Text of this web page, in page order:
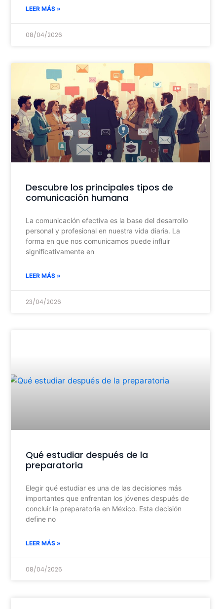
LEER MÁS »
08/04/2026
Descubre los principales tipos de
comunicación humana
La comunicación efectiva es la base del desarrollo
personal y profesional en nuestra vida diaria. La
forma en que nos comunicamos puede influir
significativamente en
LEER MÁS »
23/04/2026
Qué estudiar después de la
preparatoria
Elegir qué estudiar es una de las decisiones más
importantes que enfrentan los jóvenes después de
concluir la preparatoria en México. Esta decisión
define no
LEER MÁS »
08/04/2026